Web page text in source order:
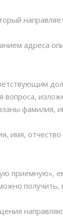
адреса
вопроса,
фамилия,
имя,
приемную»,
получить,